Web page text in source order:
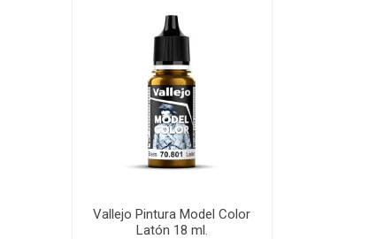
Vallejo Pintura Model Color
Latón 18 ml.